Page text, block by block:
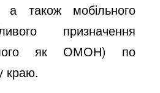
а також мобільного
призначення
як ОМОН) по
краю.